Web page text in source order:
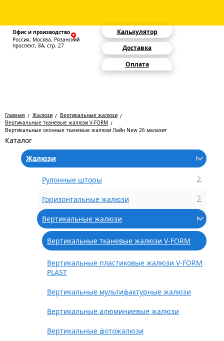
Офис и производство
Россия, Москва, Рязанский
проспект, 8А, стр. 27
Калькулятор
Доставка
Оплата
Главная Жалюзи
Вертикальные жалюзи
Вертикальные тканевые жалюзи V-FORM
Вертикальные оконные тканевые жалюзи Лайн New 26 малахит
Каталог
Жалюзи
Рулонные шторы
Горизонтальные жалюзи
Вертикальные жалюзи
Вертикальные тканевые жалюзи V-FORM
Вертикальные пластиковые жалюзи V-FORM
PLAST
Вертикальные мультифактурные жалюзи
Вертикальные алюминиевые жалюзи
Вертикальные фотожалюзи